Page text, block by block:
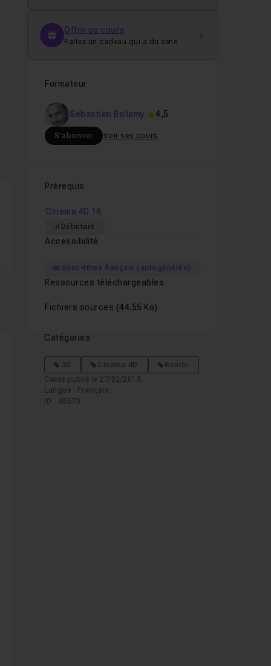
Offrir ce cours
Faites un cadeau qui a du sens.
Formateur
Sébastien Bellamy 4,5
S'abonner Voir ses cours
Prérequis
Cinema 4D 16
Débutant
Accessibilité
Sous-titres français (autogénérés)
Ressources téléchargeables
Fichiers sources (44.55 Ko)
Catégories
3D Cinema 4D
Rendu
Cours publié le 27/02/2015
Langue : Français
ID : 48670